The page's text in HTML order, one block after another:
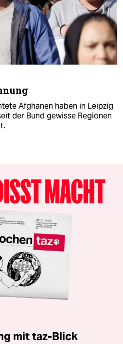
Afghanen haben in Leipzig
der Bund gewisse Regionen
mit taz-Blick